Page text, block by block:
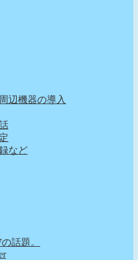
辺機器の導入
など
話題。